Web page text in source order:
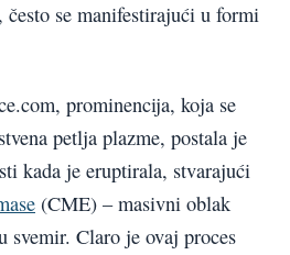
često se manifestirajući u formi
prominencija, koja se
petlja plazme, postala je
kada je eruptirala, stvarajući
(CME) – masivni oblak
svemir. Claro je ovaj proces